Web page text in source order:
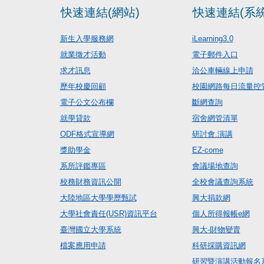
快速連結(網站)
新生入學服務網
就業徵才活動
求才訊息
歷年校慶回顧
電子公文公布欄
就學貸款
ODF格式宣導網
獎助學金
系所評鑑專區
校務財務資訊公開
大陸地區大學學歷甄試
大學社會責任(USR)資訊平台
臺灣國立大學系統
檔案應用申請
快速連結(系
iLearning3.0
電子郵件入口
洽公車輛線上申請
校園網路每日流量控
斷網查詢
宿舍網管清單
研討會.演講
EZ-come
會議場地查詢
全校會議查詢系統
興大捐款網
個人所得報帳e網
興大-財物變賣
科研採購資訊網
研習暨演講活動報名